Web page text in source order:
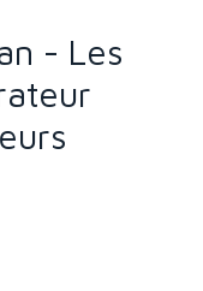
- Les